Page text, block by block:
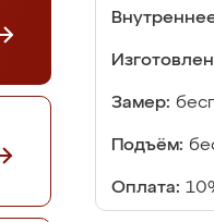
Замер:
Подъём:
Оплата: